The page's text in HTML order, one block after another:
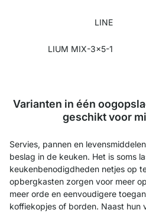
LINE
LIUM MIX-3x5-1
Varianten in één
geschikt voor
Servies, pannen en
beslag in de keuken. Het is soms
keukenbenodigdheden netjes op
opbergkasten zorgen voor meer
meer orde en eenvoudigere
koffiekopjes of borden. Naast hun